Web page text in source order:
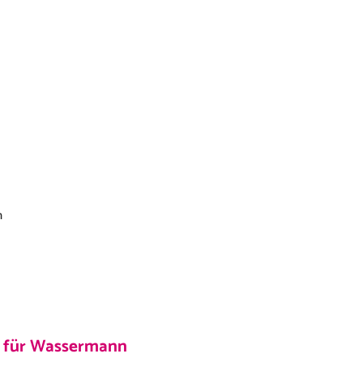
Wassermann